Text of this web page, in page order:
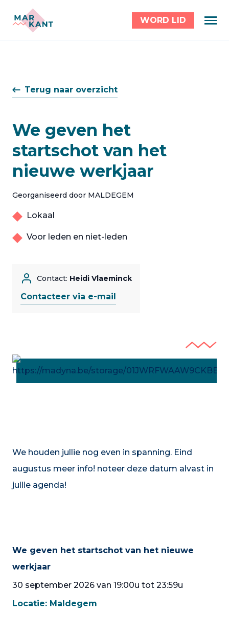
WORD LID
Terug naar overzicht
We geven het
startschot van het
nieuwe werkjaar
Georganiseerd door MALDEGEM
Lokaal
Voor leden en niet-leden
Contact: Heidi Vlaeminck
Contacteer via e-mail
We houden jullie nog even in spanning. Eind
augustus meer info! noteer deze datum alvast in
jullie agenda!
We geven het startschot van het nieuwe
werkjaar
30 september 2026 van 19:00u tot 23:59u
Locatie: Maldegem